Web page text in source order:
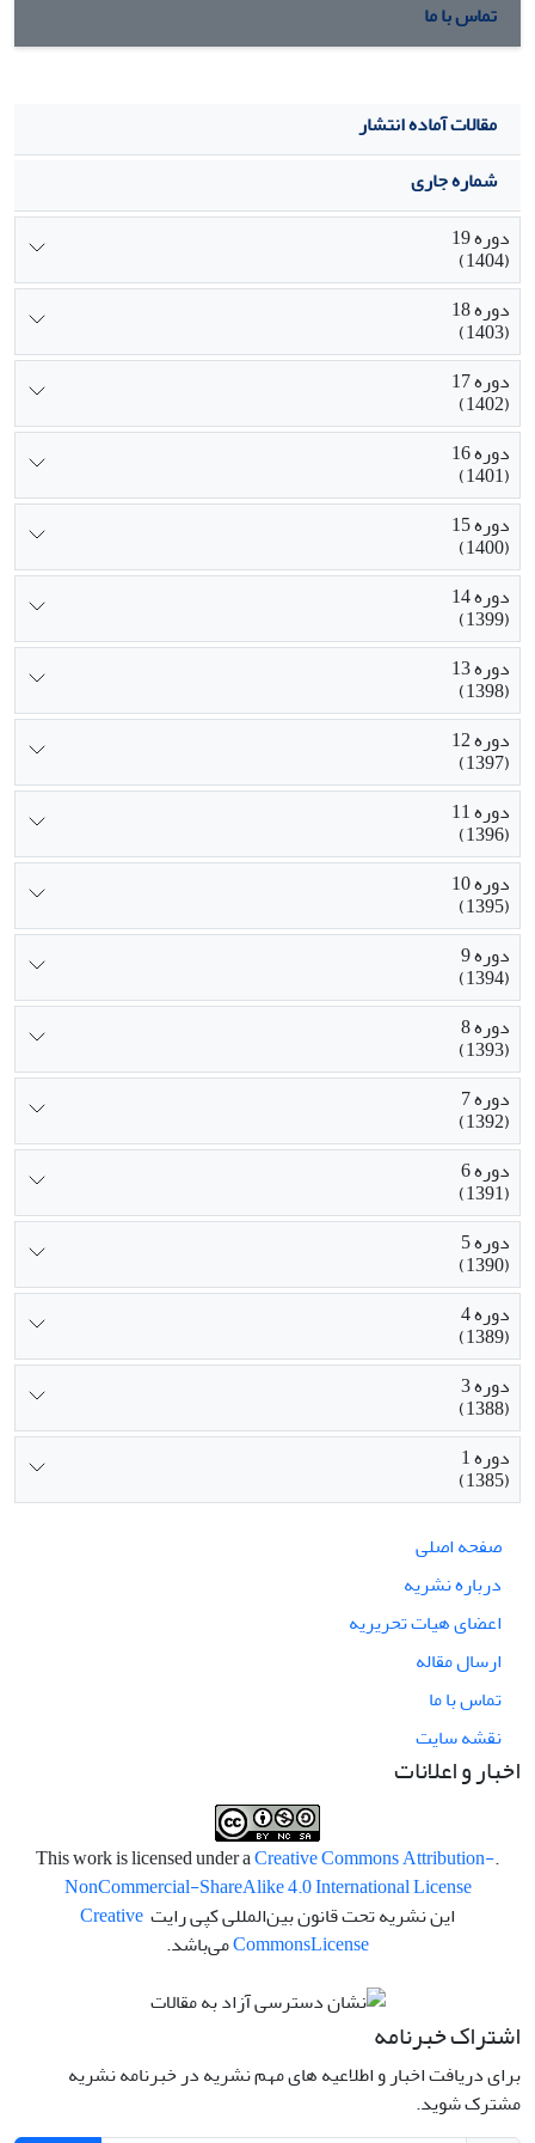
تماس با ما
مقالات آماده انتشار
شماره جاری
دوره 19
(1404)
دوره 18
(1403)
دوره 17
(1402)
دوره 16
(1401)
دوره 15
(1400)
دوره 14
(1399)
دوره 13
(1398)
دوره 12
(1397)
دوره 11
(1396)
دوره 10
(1395)
دوره 9
(1394)
دوره 8
(1393)
دوره 7
(1392)
دوره 6
(1391)
دوره 5
(1390)
دوره 4
(1389)
دوره 3
(1388)
دوره 1
(1385)
صفحه اصلی
درباره نشریه
اعضای هیات تحریریه
ارسال مقاله
تماس با ما
نقشه سایت
اخبار و اعلانات
.This work is licensed under a
Creative Commons Attribution-
NonCommercial-ShareAlike 4.0 International License
این نشریه تحت قانون بین‌المللی کپی رایت Creative
CommonsLicense می‌باشد.
اشتراک خبرنامه
برای دریافت اخبار و اطلاعیه های مهم نشریه در خبرنامه نشریه
مشترک شوید.